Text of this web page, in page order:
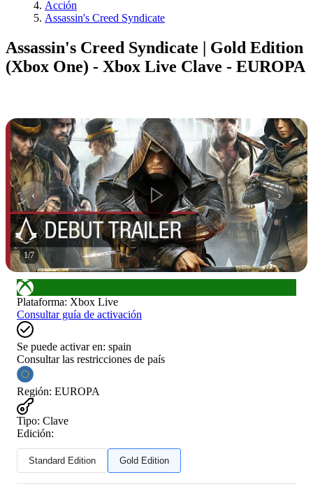
Acción
Assassin's Creed Syndicate
Assassin's Creed Syndicate | Gold Edition
(Xbox One) - Xbox Live Clave - EUROPA
1/7
Plataforma: Xbox Live
Consultar guía de activación
Se puede activar en: spain
Consultar las restricciones de país
Región: EUROPA
Tipo: Clave
Edición:
Standard Edition Gold Edition